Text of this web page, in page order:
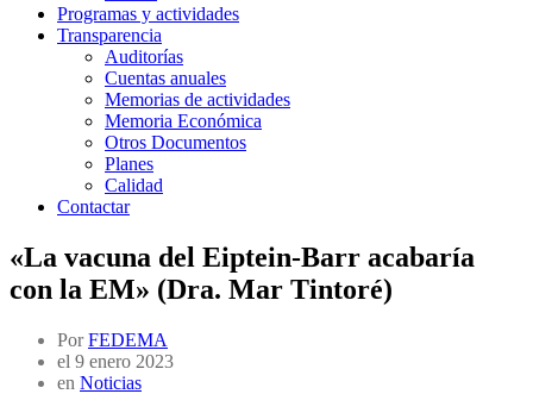
Programas y actividades
Transparencia
Auditorías
Cuentas anuales
Memorias de actividades
Memoria Económica
Otros Documentos
Planes
Calidad
Contactar
«La vacuna del Eiptein-Barr acabaría
con la EM» (Dra. Mar Tintoré)
Por FEDEMA
el 9 enero 2023
en Noticias